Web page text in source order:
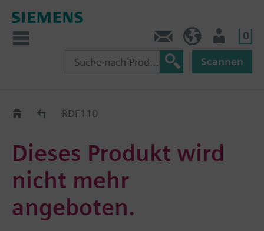
0
Scannen
Austauschhilfe
RDF110
Dieses Produkt wird
nicht mehr
angeboten.